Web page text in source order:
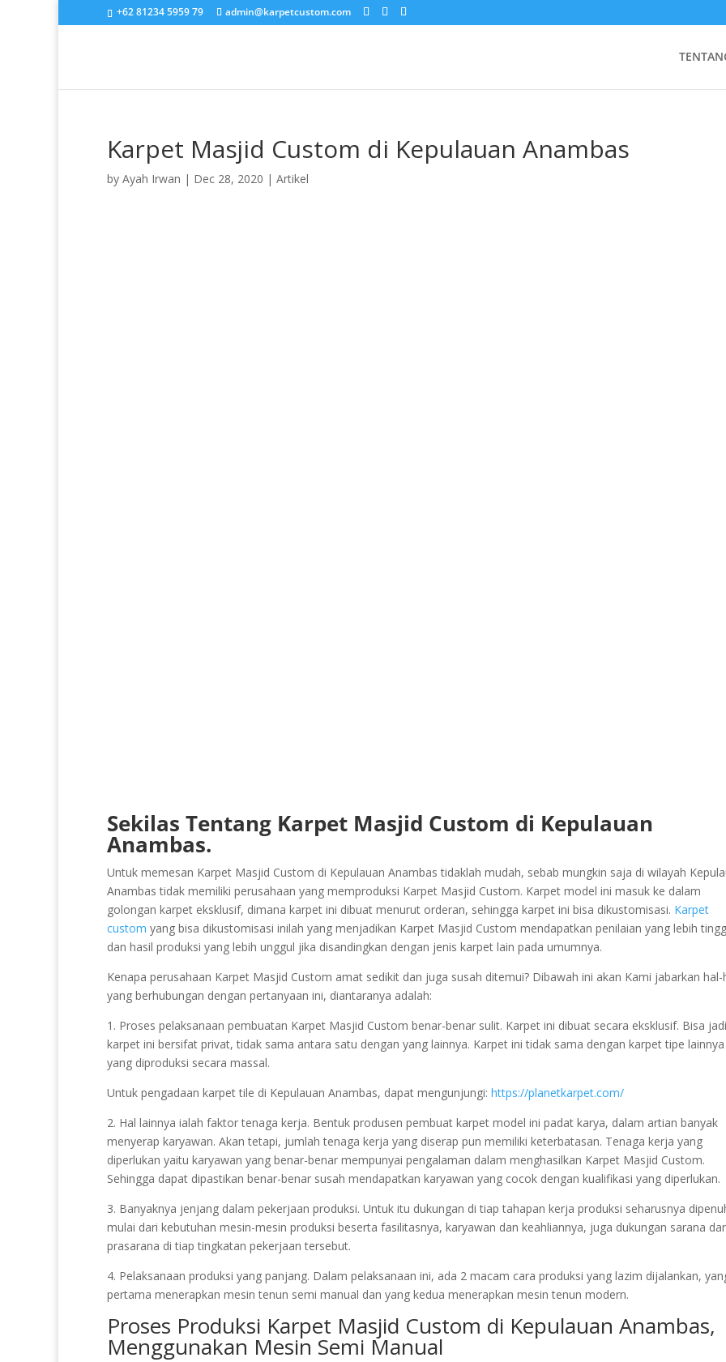
+62 81234 5959 79 admin@karpetcustom.com
Karpet Masjid Custom di Kepulauan Anambas
by Ayah Irwan | Dec 28, 2020 | Artikel
Sekilas Tentang Karpet Masjid Custom di Kepulauan
Anambas.
Untuk memesan Karpet Masjid Custom di Kepulauan Anambas tidaklah mudah, sebab mungkin saja di wilayah
Anambas tidak memiliki perusahaan yang memproduksi Karpet Masjid Custom. Karpet model ini masuk ke dalam
golongan karpet eksklusif, dimana karpet ini dibuat menurut orderan, sehingga karpet ini bisa dikustomisasi. Karpet
custom yang bisa dikustomisasi inilah yang menjadikan Karpet Masjid Custom mendapatkan penilaian yang lebih
dan hasil produksi yang lebih unggul jika disandingkan dengan jenis karpet lain pada umumnya.
Kenapa perusahaan Karpet Masjid Custom amat sedikit dan juga susah ditemui? Dibawah ini akan Kami jabarkan hal-
yang berhubungan dengan pertanyaan ini, diantaranya adalah:
1. Proses pelaksanaan pembuatan Karpet Masjid Custom benar-benar sulit. Karpet ini dibuat secara eksklusif. Bisa jadi
karpet ini bersifat privat, tidak sama antara satu dengan yang lainnya. Karpet ini tidak sama dengan karpet tipe lainnya
yang diproduksi secara massal.
Untuk pengadaan karpet tile di Kepulauan Anambas, dapat mengunjungi: https://planetkarpet.com/
2. Hal lainnya ialah faktor tenaga kerja. Bentuk produsen pembuat karpet model ini padat karya, dalam artian banyak
menyerap karyawan. Akan tetapi, jumlah tenaga kerja yang diserap pun memiliki keterbatasan. Tenaga kerja yang
diperlukan yaitu karyawan yang benar-benar mempunyai pengalaman dalam menghasilkan Karpet Masjid Custom.
Sehingga dapat dipastikan benar-benar susah mendapatkan karyawan yang cocok dengan kualifikasi yang diperlukan.
3. Banyaknya jenjang dalam pekerjaan produksi. Untuk itu dukungan di tiap tahapan kerja produksi seharusnya
mulai dari kebutuhan mesin-mesin produksi beserta fasilitasnya, karyawan dan keahliannya, juga dukungan sarana
prasarana di tiap tingkatan pekerjaan tersebut.
4. Pelaksanaan produksi yang panjang. Dalam pelaksanaan ini, ada 2 macam cara produksi yang lazim dijalankan,
pertama menerapkan mesin tenun semi manual dan yang kedua menerapkan mesin tenun modern.
Proses Produksi Karpet Masjid Custom di Kepulauan Anambas,
Menggunakan Mesin Semi Manual